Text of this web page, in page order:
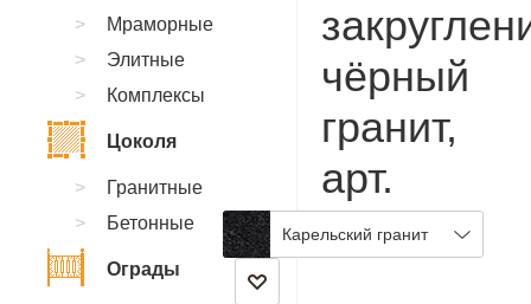
чёрный
гранит,
арт.
CA.22
Карельский гранит
Мраморные
Элитные
Комплексы
Цоколя
Гранитные
Бетонные
Ограды